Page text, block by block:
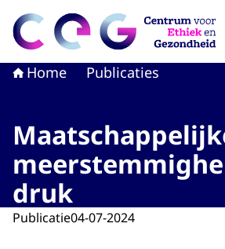
Naar de homepage van CEG -
Home Publicaties
druk
Publicatie04-07-2024